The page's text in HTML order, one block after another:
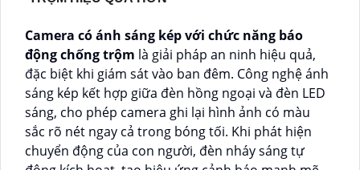
Camera có ánh sáng kép với chức năng báo
động chống trộm là giải pháp an ninh hiệu quả,
đặc biệt khi giám sát vào ban đêm. Công nghệ ánh
sáng kép kết hợp giữa đèn hồng ngoại và đèn LED
sáng, cho phép camera ghi lại hình ảnh có màu
sắc rõ nét ngay cả trong bóng tối. Khi phát hiện
chuyển động của con người, đèn nháy sáng tự